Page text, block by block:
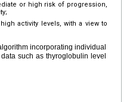
or high risk of progression,
activity levels, with a view to
incorporating individual
such as thyroglobulin level